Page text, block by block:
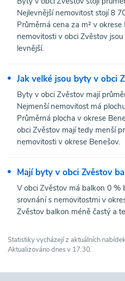
Nejlevnější nemovitost stojí 8
Průměrná cena za m² v
nemovitosti v obci Zvěstov
levnější.
Jak velké jsou byty v obci
Byty v obci Zvěstov mají
Nejmenší nemovitost má
Průměrná plocha v okrese
obci Zvěstov mají tedy menší
nemovitosti v okrese Benešov.
Mají byty v obci Zvěstov
V obci Zvěstov má balkon 0 %
srovnání s nemovitostmi v
Zvěstov balkon méně častý a
Statistiky vycházejí z aktuálních
Aktualizováno dnes v 17:30.